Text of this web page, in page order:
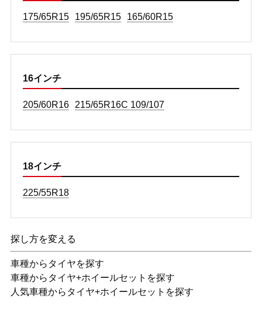
175/65R15 195/65R15 165/60R15
16インチ
205/60R16 215/65R16C 109/107
18インチ
225/55R18
探し方を変える
車種からタイヤを探す
車種からタイヤ+ホイールセットを探す
人気車種からタイヤ+ホイールセットを探す